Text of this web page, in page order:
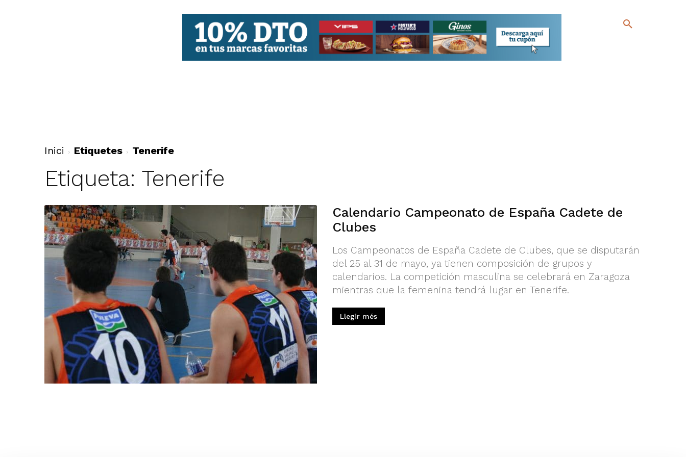
Inici Etiquetes Tenerife
Etiqueta: Tenerife
Calendario Campeonato de España Cadete de
Clubes
Los Campeonatos de España Cadete de Clubes, que se disputarán
del 25 al 31 de mayo, ya tienen composición de grupos y
calendarios. La competición masculina se celebrará en Zaragoza
mientras que la femenina tendrá lugar en Tenerife.
Llegir més